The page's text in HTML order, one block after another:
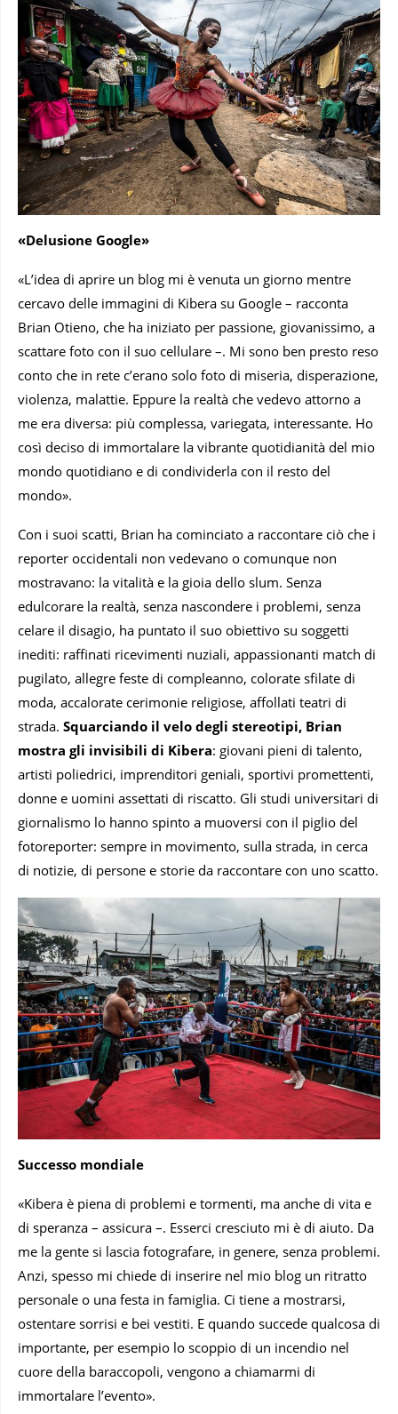
«Delusione Google»
«L’idea di aprire un blog mi è venuta un giorno mentre
cercavo delle immagini di Kibera su Google – racconta
Brian Otieno, che ha iniziato per passione, giovanissimo, a
scattare foto con il suo cellulare –. Mi sono ben presto reso
conto che in rete c’erano solo foto di miseria, disperazione,
violenza, malattie. Eppure la realtà che vedevo attorno a
me era diversa: più complessa, variegata, interessante. Ho
così deciso di immortalare la vibrante quotidianità del mio
mondo quotidiano e di condividerla con il resto del
mondo».
Con i suoi scatti, Brian ha cominciato a raccontare ciò che i
reporter occidentali non vedevano o comunque non
mostravano: la vitalità e la gioia dello slum. Senza
edulcorare la realtà, senza nascondere i problemi, senza
celare il disagio, ha puntato il suo obiettivo su soggetti
inediti: raffinati ricevimenti nuziali, appassionanti match di
pugilato, allegre feste di compleanno, colorate sfilate di
moda, accalorate cerimonie religiose, affollati teatri di
strada. Squarciando il velo degli stereotipi, Brian
mostra gli invisibili di Kibera: giovani pieni di talento,
artisti poliedrici, imprenditori geniali, sportivi promettenti,
donne e uomini assettati di riscatto. Gli studi universitari di
giornalismo lo hanno spinto a muoversi con il piglio del
fotoreporter: sempre in movimento, sulla strada, in cerca
di notizie, di persone e storie da raccontare con uno scatto.
Successo mondiale
«Kibera è piena di problemi e tormenti, ma anche di vita e
di speranza – assicura –. Esserci cresciuto mi è di aiuto. Da
me la gente si lascia fotografare, in genere, senza problemi.
Anzi, spesso mi chiede di inserire nel mio blog un ritratto
personale o una festa in famiglia. Ci tiene a mostrarsi,
ostentare sorrisi e bei vestiti. E quando succede qualcosa di
importante, per esempio lo scoppio di un incendio nel
cuore della baraccopoli, vengono a chiamarmi di
immortalare l’evento».